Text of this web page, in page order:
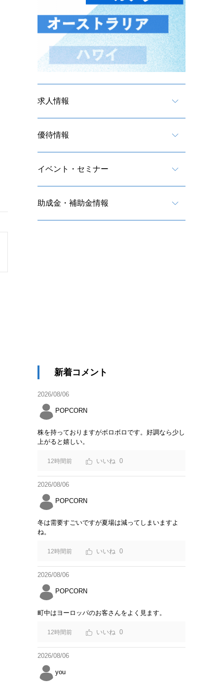
求人情報
優待情報
イベント・セミナー
助成金・補助金情報
新着コメント
2026/08/06
POPCORN
株を持っておりますがボロボロです。好調なら少し
上がると嬉しい。
12時間前 0
2026/08/06
POPCORN
冬は需要すごいですが夏場は減ってしまいますよ
ね。
12時間前 0
2026/08/06
POPCORN
町中はヨーロッパのお客さんをよく見ます。
12時間前 0
2026/08/06
you